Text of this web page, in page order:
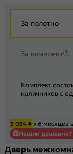
За полотно
За комплект
Комплект
наличников с
3 034 ₽ х 6 месяцев
Нашли дешевле?
Дверь